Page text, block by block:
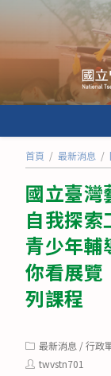
內
首頁 / 最新消息 /
國立臺灣
自我探
青少年輔
你看展覽
列課程
Post
category:
最新消息 /行政
Posttwvstn701